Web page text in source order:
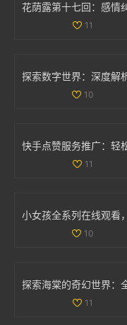
11
10
11
10
11